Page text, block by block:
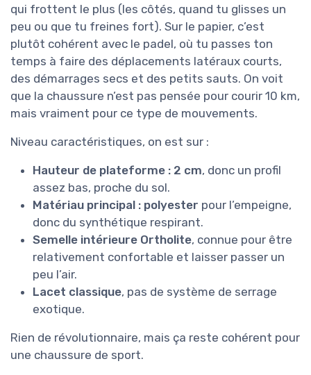
qui frottent le plus (les côtés, quand tu glisses un
peu ou que tu freines fort). Sur le papier, c’est
plutôt cohérent avec le padel, où tu passes ton
temps à faire des déplacements latéraux courts,
des démarrages secs et des petits sauts. On voit
que la chaussure n’est pas pensée pour courir 10 km,
mais vraiment pour ce type de mouvements.
Niveau caractéristiques, on est sur :
Hauteur de plateforme : 2 cm, donc un profil
assez bas, proche du sol.
Matériau principal : polyester pour l’empeigne,
donc du synthétique respirant.
Semelle intérieure Ortholite, connue pour être
relativement confortable et laisser passer un
peu l’air.
Lacet classique, pas de système de serrage
exotique.
Rien de révolutionnaire, mais ça reste cohérent pour
une chaussure de sport.